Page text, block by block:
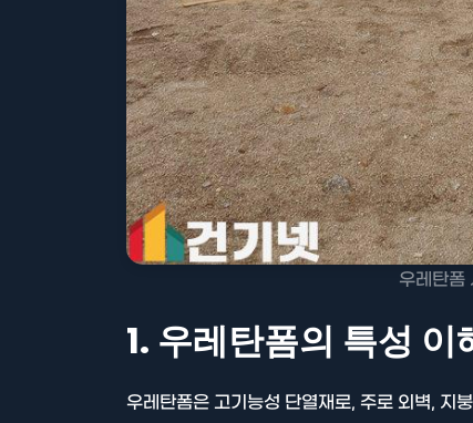
우레탄폼
1. 우레탄폼의 특성 이
우레탄폼은 고기능성 단열재로, 주로 외벽, 지